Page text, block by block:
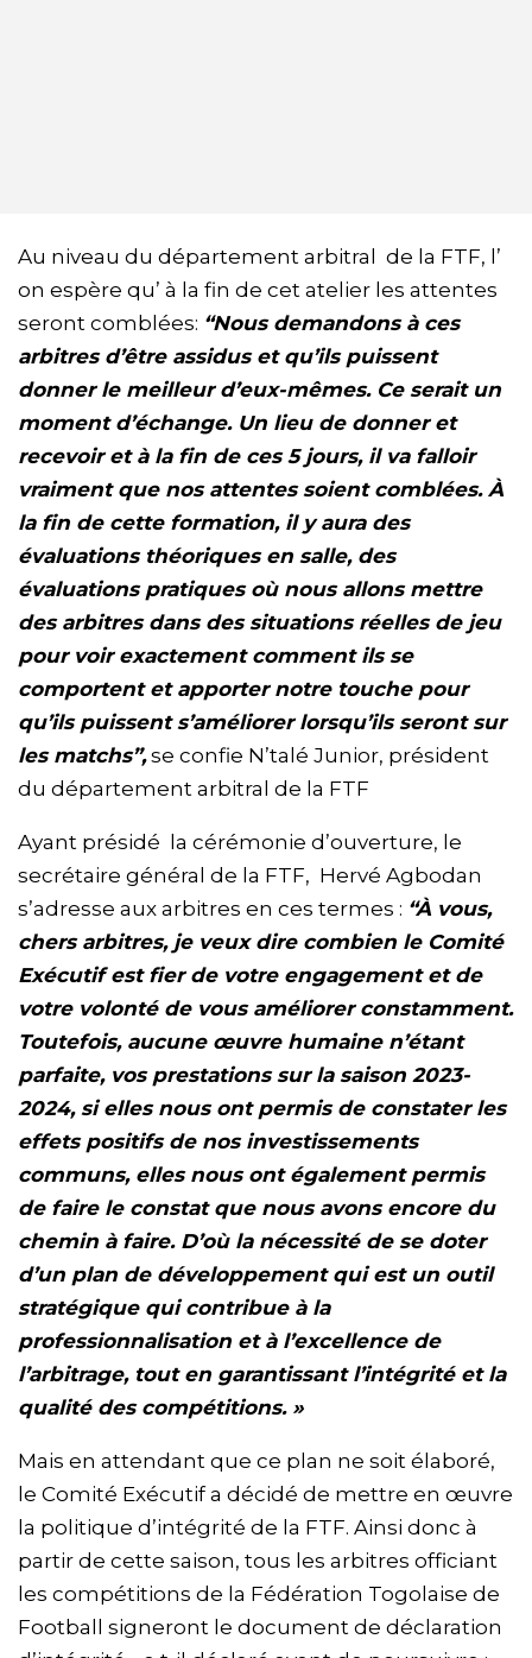
Au niveau du département arbitral de la FTF, l’
on espère qu’ à la fin de cet atelier les attentes
seront comblées: “Nous demandons à ces
arbitres d’être assidus et qu’ils puissent
donner le meilleur d’eux-mêmes. Ce serait un
moment d’échange. Un lieu de donner et
recevoir et à la fin de ces 5 jours, il va falloir
vraiment que nos attentes soient comblées. À
la fin de cette formation, il y aura des
évaluations théoriques en salle, des
évaluations pratiques où nous allons mettre
des arbitres dans des situations réelles de jeu
pour voir exactement comment ils se
comportent et apporter notre touche pour
qu’ils puissent s’améliorer lorsqu’ils seront sur
les matchs”,se confie N’talé Junior, président
du département arbitral de la FTF
Ayant présidé la cérémonie d’ouverture, le
secrétaire général de la FTF, Hervé Agbodan
s’adresse aux arbitres en ces termes : “À vous,
chers arbitres, je veux dire combien le Comité
Exécutif est fier de votre engagement et de
votre volonté de vous améliorer constamment.
Toutefois, aucune œuvre humaine n’étant
parfaite, vos prestations sur la saison 2023-
2024, si elles nous ont permis de constater les
effets positifs de nos investissements
communs, elles nous ont également permis
de faire le constat que nous avons encore du
chemin à faire. D’où la nécessité de se doter
d’un plan de développement qui est un outil
stratégique qui contribue à la
professionnalisation et à l’excellence de
l’arbitrage, tout en garantissant l’intégrité et la
qualité des compétitions. »
Mais en attendant que ce plan ne soit élaboré,
le Comité Exécutif a décidé de mettre en œuvre
la politique d’intégrité de la FTF. Ainsi donc à
partir de cette saison, tous les arbitres officiant
les compétitions de la Fédération Togolaise de
Football signeront le document de déclaration